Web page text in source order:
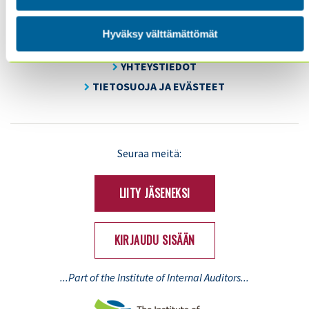
Hyväksy välttämättömät
YHTEYSTIEDOT
TIETOSUOJA JA EVÄSTEET
Seuraa meitä:
LIITY JÄSENEKSI
KIRJAUDU SISÄÄN
...Part of the Institute of Internal Auditors...